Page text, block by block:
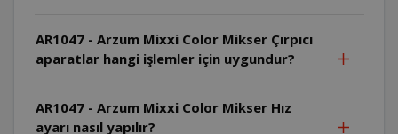
AR1047 - Arzum Mixxi Color Mikser Çırpıcı
aparatlar hangi işlemler için uygundur?
AR1047 - Arzum Mixxi Color Mikser Hız
ayarı nasıl yapılır?